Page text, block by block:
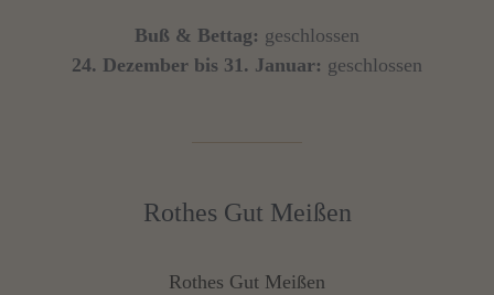
Buß & Bettag: geschlossen
24. Dezember bis 31. Januar: geschlossen
Rothes Gut Meißen
Rothes Gut Meißen